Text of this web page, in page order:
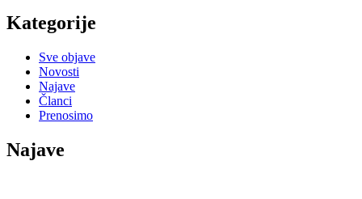
Kategorije
Sve objave
Novosti
Najave
Članci
Prenosimo
Najave